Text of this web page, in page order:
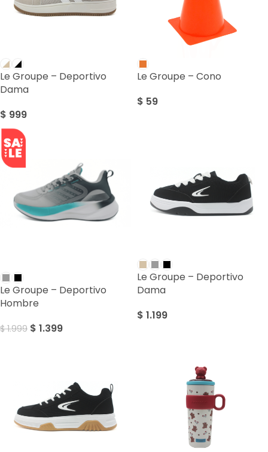
Le Groupe – Deportivo
Dama
$ 999
Le Groupe – Cono
$ 59
Le Groupe – Deportivo
Hombre
$1.999 $ 1.399
Le Groupe – Deportivo
Dama
$ 1.199